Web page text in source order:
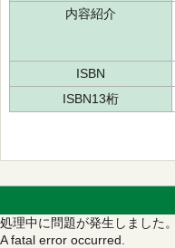
内容紹介
ISBN
ISBN13桁
処理中に問題が発生しました。
A fatal error occurred.